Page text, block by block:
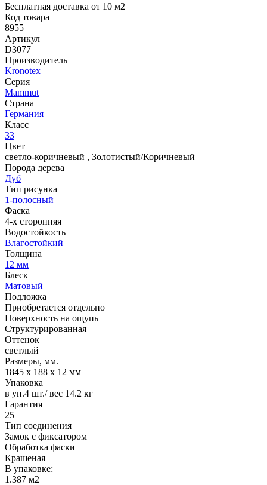
Бесплатная доставка от 10 м2
Код товара
8955
Артикул
D3077
Производитель
Kronotex
Серия
Mammut
Страна
Германия
Класс
33
Цвет
светло-коричневый , Золотистый/Коричневый
Порода дерева
Дуб
Тип рисунка
1-полосный
Фаска
4-х сторонняя
Водостойкость
Влагостойкий
Толщина
12 мм
Блеск
Матовый
Подложка
Приобретается отдельно
Поверхность на ощупь
Структурированная
Оттенок
светлый
Размеры, мм.
1845 х 188 х 12 мм
Упаковка
в уп.4 шт./ вес 14.2 кг
Гарантия
25
Тип соединения
Замок с фиксатором
Обработка фаски
Крашеная
В упаковке:
1.387 м2